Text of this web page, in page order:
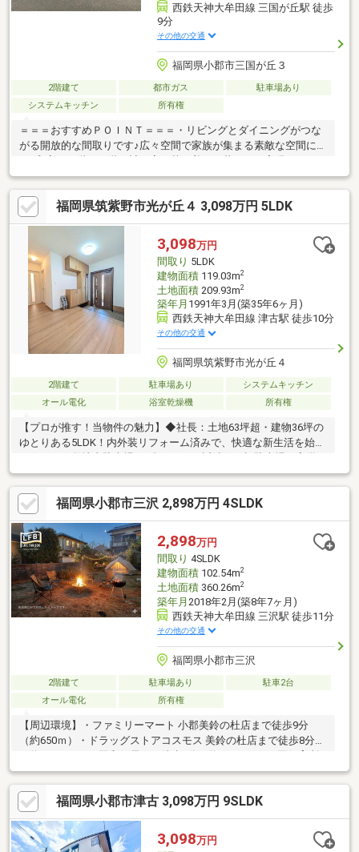
西鉄天神大牟田線 三国が丘駅 徒歩
9分
その他の交通
福岡県小郡市三国が丘３
2階建て 都市ガス
駐車場あり
システムキッチン
所有権
＝＝＝おすすめＰＯＩＮＴ＝＝＝・リビングとダイニングがつな
がる開放的な間取りです♪広々空間で家族が集まる素敵な空間に
♪・和室は一階と二階に計二室、落ち着いた暮らしを実現できます
♪来客時や子育てスペースにも対応可能♪・DKとリビング合わせて
約19帖のゆとりある生活動線です◎・バルコニーとテラスで用途
に合わせた外部空間が使えます♪趣味や洗濯物の多いご家庭に便利
ですよ♪・各居室に収納があり荷物の整理がしやすい間取りです◎
押入れやCLで季節物の収納に便利でお部屋を広く使えます♪・ト
イレが各階にあり家事と生活の負担を軽減します♪忙しい朝も安
心、来客時の利便性にも◎
福岡県筑紫野市光が丘４ 3,098万円 5LDK
3,098万円
間取り 5LDK
建物面積119.03m2
土地面積209.93m2
築年月 1991年3月(築35年6ヶ月)
西鉄天神大牟田線 津古駅 徒歩10分
その他の交通
福岡県筑紫野市光が丘４
2階建て 駐車場あり
システムキッチン
オール電化
浴室乾燥機 所有権
【プロが推す！当物件の魅力】◆社長：土地63坪超・建物36坪の
ゆとりある5LDK！内外装リフォーム済みで、快適な新生活を始め
戸建てならではの広さと開放感を現地でご体感ください！◆宅建
士：5LDKから4LDKへ広々使用できる可変性ある間取りも魅力
的！スーパーや郵便局が徒歩3分、小学校も徒歩圏内と生活利便性
が充実。西鉄「津古」駅も徒歩10分で通勤通学に便利な好立地！
◆FP：3098万円でこの広さは大変魅力的！リフォーム済で入居時
の追加費用が抑えられます。さらにオール電化のため、毎月の光
熱費を安く抑えやすく家計に優しい物件！
福岡県小郡市三沢 2,898万円 4SLDK
2,898万円
間取り 4SLDK
建物面積102.54m2
土地面積360.26m2
築年月 2018年2月(築8年7ヶ月)
西鉄天神大牟田線 三沢駅 徒歩11分
その他の交通
福岡県小郡市三沢
2階建て 駐車場あり
駐車2台
オール電化
所有権
【周辺環境】・ファミリーマート 小郡美鈴の杜店まで徒歩9分
（約650ｍ）・ドラッグストアコスモス 美鈴の杜店まで徒歩8分
（約550ｍ）・三国郵便局まで徒歩8分（約600ｍ）・三国保育所
まで徒歩10分（約750ｍ）・西鉄ストア レガネット美鈴の杜まで
徒歩14分（約1、000ｍ）・ながたクリニックまで徒歩14分（約
1、000ｍ）福岡県小郡市津古 3,098万円 9SLDK
3,098万円